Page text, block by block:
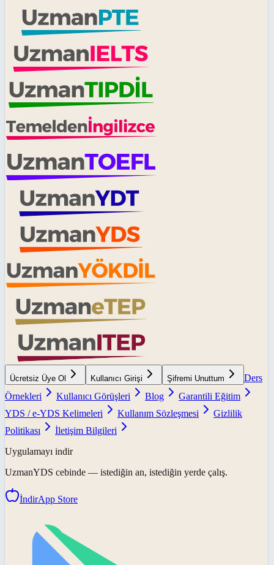
Ücretsiz Üye Ol Kullanıcı Girişi Şifremi Unuttum
Ders
Örnekleri
Kullanıcı Görüşleri Blog
Garantili Eğitim
YDS / e-YDS Kelimeleri
Kullanım Sözleşmesi
Gizlilik
Politikası
İletişim Bilgileri
Uygulamayı indir
UzmanYDS cebinde — istediğin an, istediğin yerde çalış.
İndirApp Store